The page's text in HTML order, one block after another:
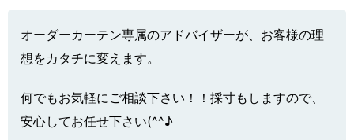
オーダーカーテン専属のアドバイザーが、お客様の理
想をカタチに変えます。
何でもお気軽にご相談下さい！！採寸もしますので、
安心してお任せ下さい(^^♪